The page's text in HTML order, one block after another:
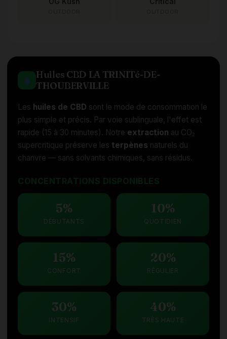
Huiles CBD LA TRINITé-DE-
THOUBERVILLE
Les huiles de CBD sont le mode de consommation le
plus simple et précis. Par voie sublinguale, l'effet est
rapide (15 à 30 minutes). Notre extraction au CO₂
supercritique préserve les terpènes naturels du
chanvre — sans solvants chimiques, sans résidus.
CONCENTRATIONS DISPONIBLES
5%
DÉBUTANTS
10%
QUOTIDIEN
15%
CONFORT
20%
RÉGULIER
30%
INTENSIF
40%
TRÈS HAUTE